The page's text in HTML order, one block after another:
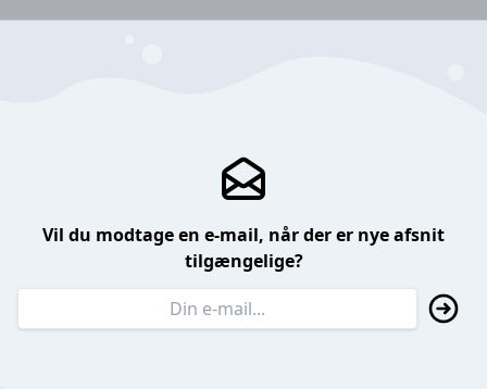
Vil du modtage en e-mail, når der er nye afsnit
tilgængelige?